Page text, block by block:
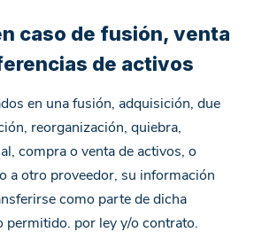
caso de fusión, venta
de activos
en una fusión, adquisición, due
reorganización, quiebra,
compra o venta de activos, o
a otro proveedor, su información
como parte de dicha
permitido. por ley y/o contrato.